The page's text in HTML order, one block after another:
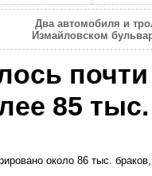
Два автомобиля и
Измайловском
85
около 86 тыс.